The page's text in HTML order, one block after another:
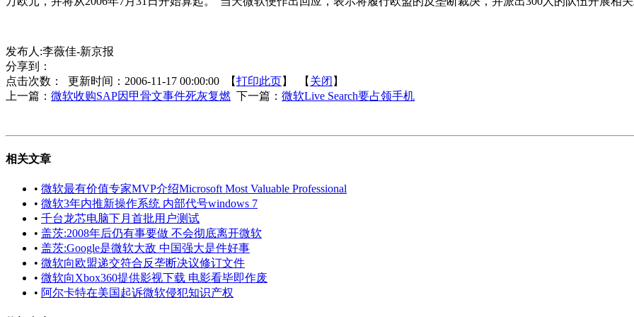
发布人:李薇佳-新京报
分享到：
点击次数：
更新时间：2006-11-17 00:00:00 【打印此页】 【 关闭 】
上一篇： 微软收购SAP因甲骨文事件死灰复燃 下一篇： 微软Live Search要占领手机
相关文章
• 微软最有价值专家MVP介绍Microsoft Most Valuable Professional
• 微软3年内推新操作系统 内部代号windows 7
• 千台龙芯电脑下月首批用户测试
• 盖茨:2008年后仍有事要做 不会彻底离开微软
• 盖茨:Google是微软大敌 中国强大是件好事
• 微软向欧盟递交符合反垄断决议修订文件
• 微软向Xbox360提供影视下载 电影看毕即作废
• 阿尔卡特在美国起诉微软侵犯知识产权